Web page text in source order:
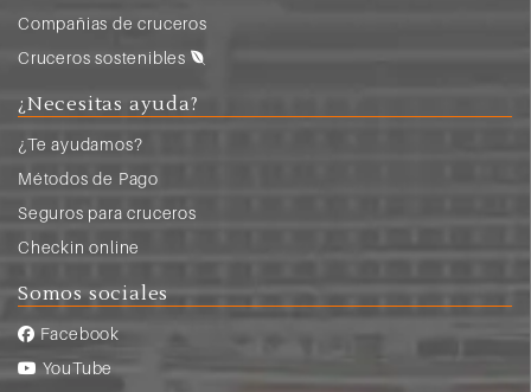
Compañias de cruceros
Cruceros sostenibles
¿Necesitas ayuda?
¿Te ayudamos?
Métodos de Pago
Seguros para cruceros
Checkin online
Somos sociales
Facebook
YouTube